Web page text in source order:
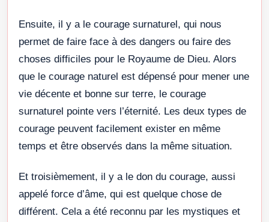
Ensuite, il y a le courage surnaturel, qui nous
permet de faire face à des dangers ou faire des
choses difficiles pour le Royaume de Dieu. Alors
que le courage naturel est dépensé pour mener une
vie décente et bonne sur terre, le courage
surnaturel pointe vers l’éternité. Les deux types de
courage peuvent facilement exister en même
temps et être observés dans la même situation.
Et troisièmement, il y a le don du courage, aussi
appelé force d’âme, qui est quelque chose de
différent. Cela a été reconnu par les mystiques et